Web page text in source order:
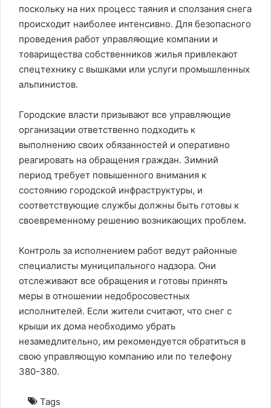
поскольку на них процесс таяния и сползания снега
происходит наиболее интенсивно. Для безопасного
проведения работ управляющие компании и
товарищества собственников жилья привлекают
спецтехнику с вышками или услуги промышленных
альпинистов.
Городские власти призывают все управляющие
организации ответственно подходить к
выполнению своих обязанностей и оперативно
реагировать на обращения граждан. Зимний
период требует повышенного внимания к
состоянию городской инфраструктуры, и
соответствующие службы должны быть готовы к
своевременному решению возникающих проблем.
Контроль за исполнением работ ведут районные
специалисты муниципального надзора. Они
отслеживают все обращения и готовы принять
меры в отношении недобросовестных
исполнителей. Если жители считают, что снег с
крыши их дома необходимо убрать
незамедлительно, им рекомендуется обратиться в
свою управляющую компанию или по телефону
380-380.
Tags